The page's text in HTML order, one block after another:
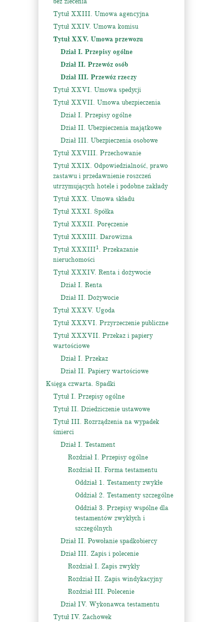
Tytuł XXIII. Umowa agencyjna
Tytuł XXIV. Umowa komisu
Tytuł XXV. Umowa przewozu
Dział I. Przepisy ogólne
Dział II. Przewóz osób
Dział III. Przewóz rzeczy
Tytuł XXVI. Umowa spedycji
Tytuł XXVII. Umowa ubezpieczenia
Dział I. Przepisy ogólne
Dział II. Ubezpieczenia majątkowe
Dział III. Ubezpieczenia osobowe
Tytuł XXVIII. Przechowanie
Tytuł XXIX. Odpowiedzialność, prawo
zastawu i przedawnienie roszczeń
utrzymujących hotele i podobne zakłady
Tytuł XXX. Umowa składu
Tytuł XXXI. Spółka
Tytuł XXXII. Poręczenie
Tytuł XXXIII. Darowizna
Tytuł XXXIII1. Przekazanie
nieruchomości
Tytuł XXXIV. Renta i dożywocie
Dział I. Renta
Dział II. Dożywocie
Tytuł XXXV. Ugoda
Tytuł XXXVI. Przyrzeczenie publiczne
Tytuł XXXVII. Przekaz i papiery
wartościowe
Dział I. Przekaz
Dział II. Papiery wartościowe
Księga czwarta. Spadki
Tytuł I. Przepisy ogólne
Tytuł II. Dziedziczenie ustawowe
Tytuł III. Rozrządzenia na wypadek
śmierci
Dział I. Testament
Rozdział I. Przepisy ogólne
Rozdział II. Forma testamentu
Oddział 1. Testamenty zwykłe
Oddział 2. Testamenty szczególne
Oddział 3. Przepisy wspólne dla
testamentów zwykłych i
szczególnych
Dział II. Powołanie spadkobiercy
Dział III. Zapis i polecenie
Rozdział I. Zapis zwykły
Rozdział II. Zapis windykacyjny
Rozdział III. Polecenie
Dział IV. Wykonawca testamentu
Tytuł IV. Zachowek